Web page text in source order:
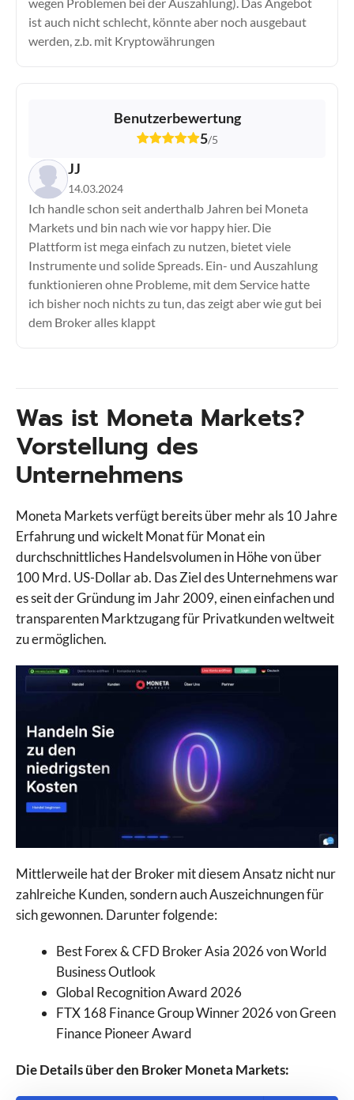
ist auch nicht schlecht, könnte aber noch ausgebaut
werden, z.b. mit Kryptowährungen
Benutzerbewertung
5/5
JJ
14.03.2024
Ich handle schon seit anderthalb Jahren bei Moneta
Markets und bin nach wie vor happy hier. Die
Plattform ist mega einfach zu nutzen, bietet viele
Instrumente und solide Spreads. Ein- und Auszahlung
funktionieren ohne Probleme, mit dem Service hatte
ich bisher noch nichts zu tun, das zeigt aber wie gut bei
dem Broker alles klappt
Was ist Moneta Markets?
Vorstellung des
Unternehmens
Moneta Markets verfügt bereits über mehr als 10 Jahre
Erfahrung und wickelt Monat für Monat ein
durchschnittliches Handelsvolumen in Höhe von über
100 Mrd. US-Dollar ab. Das Ziel des Unternehmens war
es seit der Gründung im Jahr 2009, einen einfachen und
transparenten Marktzugang für Privatkunden weltweit
zu ermöglichen.
Mittlerweile hat der Broker mit diesem Ansatz nicht nur
zahlreiche Kunden, sondern auch Auszeichnungen für
sich gewonnen. Darunter folgende:
Best Forex & CFD Broker Asia 2026 von World
Business Outlook
Global Recognition Award 2026
FTX 168 Finance Group Winner 2026 von Green
Finance Pioneer Award
Die Details über den Broker Moneta Markets: